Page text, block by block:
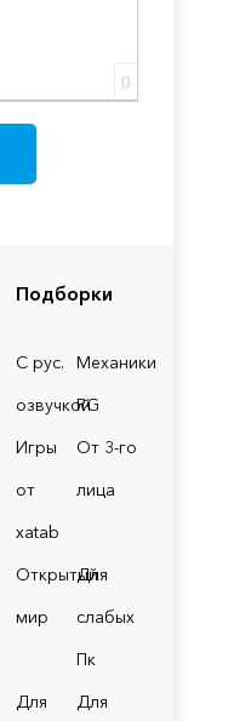
Подборки
С рус.
озвучкой
Механики
RG
Игры
от
xatab
От 3-го
лица
Открытый
мир
Для
слабых
Пк
Для
Для
0